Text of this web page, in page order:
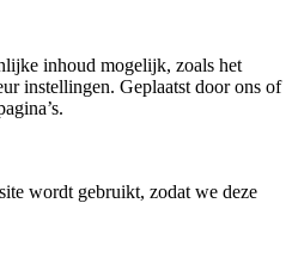
inhoud mogelijk, zoals het
instellingen. Geplaatst door ons of
wordt gebruikt, zodat we deze